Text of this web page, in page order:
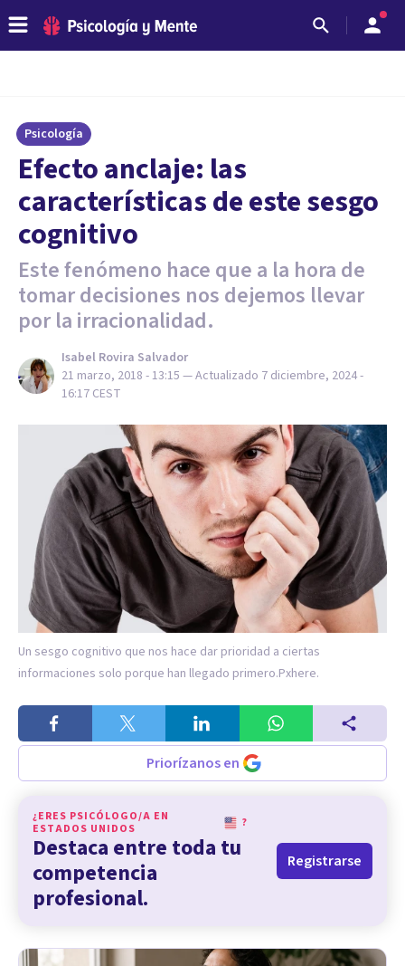
Psicología
Efecto anclaje: las
características de este sesgo
cognitivo
Este fenómeno hace que a la hora de
tomar decisiones nos dejemos llevar
por la irracionalidad.
Isabel Rovira Salvador
21 marzo, 2018 - 13:15 — Actualizado 7 diciembre, 2024 -
16:17 CEST
Un sesgo cognitivo que nos hace dar prioridad a ciertas
informaciones solo porque han llegado primero.Pxhere.
Priorízanos en
¿ERES PSICÓLOGO/A EN
ESTADOS UNIDOS
?
Destaca entre toda tu
competencia
profesional.
Registrarse